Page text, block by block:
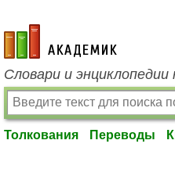
academic.ru
Словари и энциклопедии
Толкования Переводы